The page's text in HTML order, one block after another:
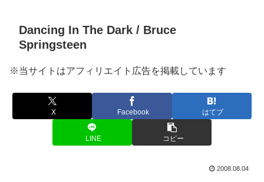
Dancing In The Dark / Bruce
Springsteen
※当サイトはアフィリエイト広告を掲載しています
X Facebook はてブ
LINE コピー
2008.08.04